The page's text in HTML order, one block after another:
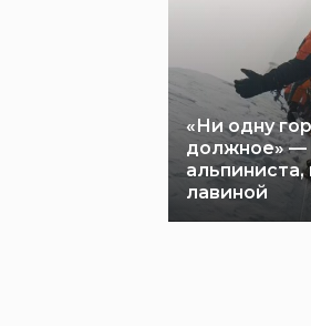
«Ни одну
должное» —
лавиной